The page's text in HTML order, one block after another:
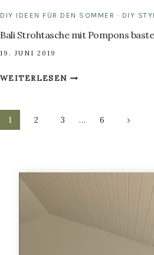
DIY IDEEN FÜR DEN SOMMER · DIY
Bali Strohtasche mit Pompons
19. JUNI 2019
WEITERLESENBALI
POMPONS
SOMMER
Seitennavigation
1 2 3 … 6
Nächste